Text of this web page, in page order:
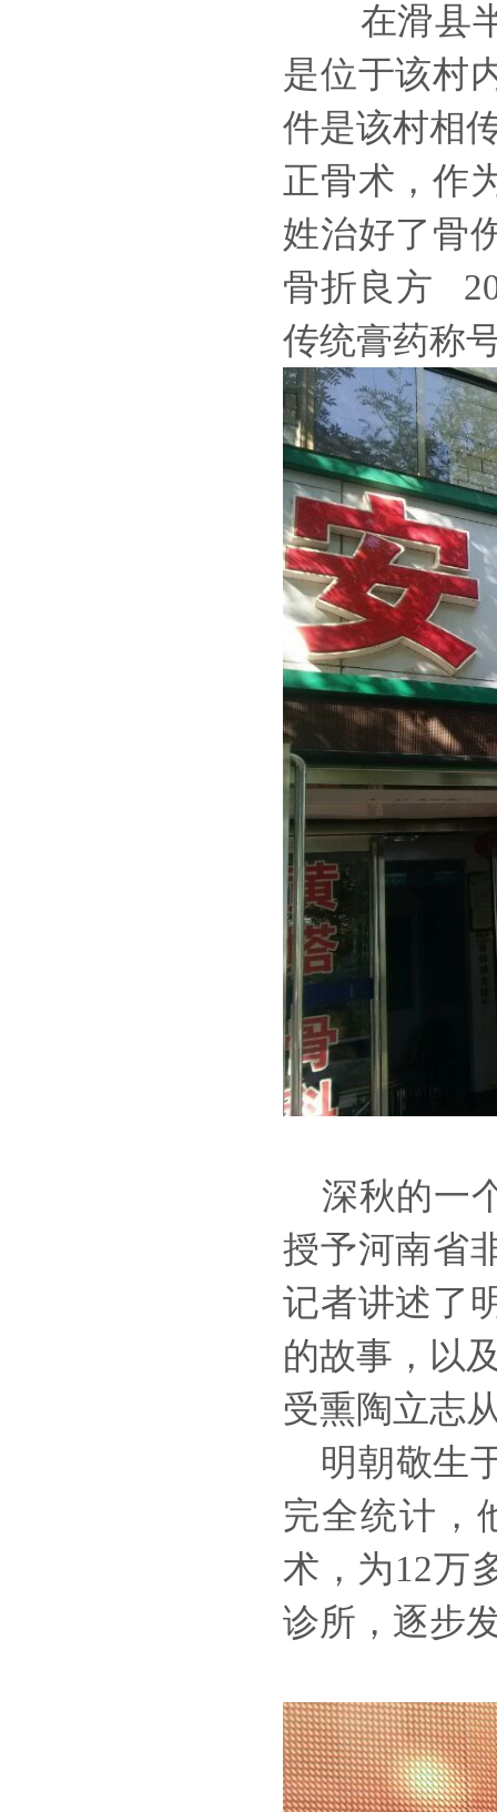
在滑县
是位于该村
件是该村相
正骨术，作
姓治好了骨
骨折良方
传统膏药称
深秋的一
授予河南省
记者讲述了
的故事，以
受熏陶立志
明朝敬生
完全统计，
术，为12万
诊所，逐步